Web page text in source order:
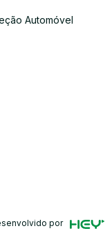
Automóvel
por